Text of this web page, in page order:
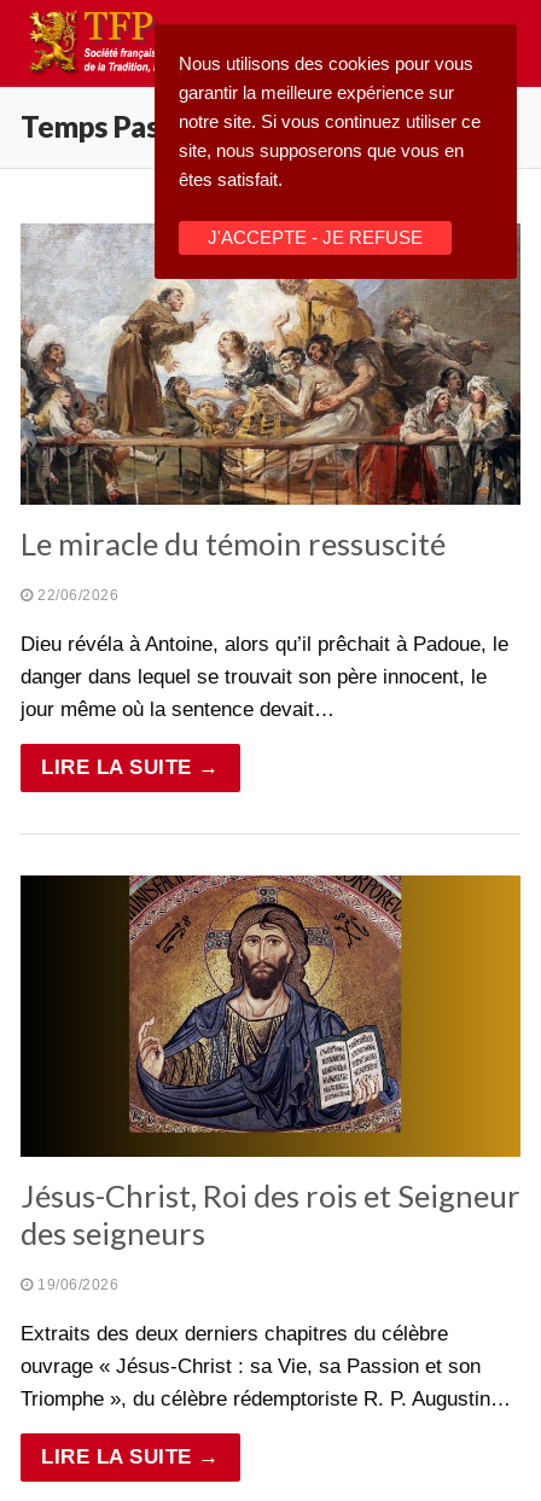
Aller
contenu
:
Accueil
Pétition
Qu’est-ce que la TFP
Action
Blog
Médiathèque
Temps Pascal
Le miracle du témoin ressuscité
22/06/2026
Dieu révéla à Antoine, alors qu’il prêchait à Padoue, le
danger dans lequel se trouvait son père innocent, le
jour même où la sentence devait…
LIRE LA SUITE →
Jésus-Christ, Roi des rois et Seigneur
des seigneurs
19/06/2026
Extraits des deux derniers chapitres du célèbre
ouvrage « Jésus-Christ : sa Vie, sa Passion et son
Triomphe », du célèbre rédemptoriste R. P. Augustin…
LIRE LA SUITE →
Nous utilisons des cookies pour vous
garantir la meilleure expérience sur
notre site. Si vous continuez utiliser ce
site, nous supposerons que vous en
êtes satisfait.
J'ACCEPTE - JE REFUSE